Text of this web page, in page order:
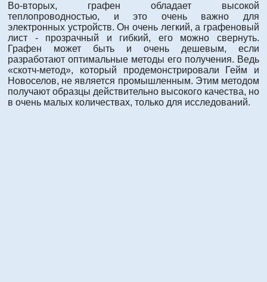
Во-вторых, графен обладает высокой
теплопроводностью, и это очень важно для
электронных устройств. Он очень легкий, а графеновый
лист - прозрачный и гибкий, его можно свернуть.
Графен может быть и очень дешевым, если
разработают оптимальные методы его получения. Ведь
«скотч-метод», который продемонстрировали Гейм и
Новоселов, не является промышленным. Этим методом
получают образцы действительно высокого качества, но
в очень малых количествах, только для исследований.